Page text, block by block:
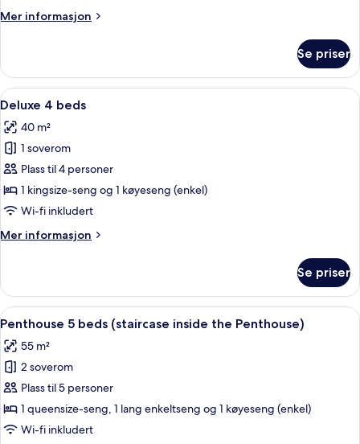
Mer informasjon
Mer
2
beds
Se priser
Åpne
alle
bildene
av
Deluxe
4
beds
Deluxe 4 beds | Lydisolert,
10
Deluxe 4 beds
40 m²
1 soverom
Plass til 4 personer
1 kingsize-seng og 1 køyeseng (enkel)
Wi-fi inkludert
Mer informasjon
Mer
4
beds
Se priser
Åpne
alle
bildene
av
Penthouse
5
beds
Penthouse 5 beds (staircase inside
10
Penthouse 5 beds (staircase inside the Penthouse)
55 m²
2 soverom
Plass til 5 personer
1 queensize-seng, 1 lang enkeltseng og 1 køyeseng (enkel)
Wi-fi inkludert